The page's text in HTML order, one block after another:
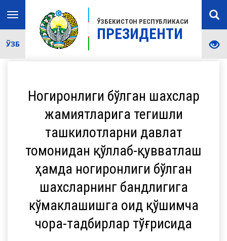
ЎЗБЕКИСТОН РЕСПУБЛИКАСИ
ПРЕЗИДЕНТИ
Toggle
navigation
ЎЗБ
Ногиронлиги бўлган шахслар
жамиятларига тегишли
ташкилотларни давлат
томонидан қўллаб-қувватлаш
ҳамда ногиронлиги бўлган
шахсларнинг бандлигига
кўмаклашишга оид қўшимча
чора-тадбирлар тўғрисида